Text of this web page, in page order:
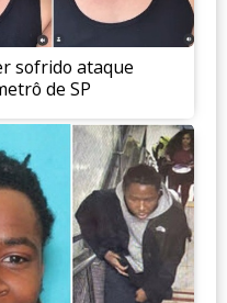
sofrido ataque
de SP